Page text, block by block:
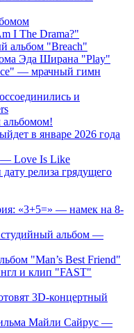
I The Drama?"
альбом "Breach"
Эда Ширана "Play"
— мрачный гимн
и
альбомом!
в январе 2026 года
— Love Is Like
релиза грядущего
«3+5=» — намек на 8-
студийный альбом —
"Man’s Best Friend"
и клип "FAST"
3D-концертный
Майли Сайрус —